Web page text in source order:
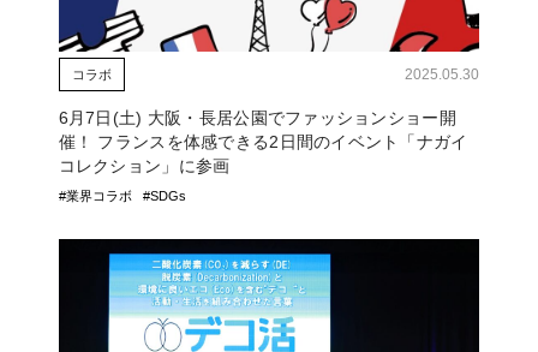
コラボ 2025.05.30
6月7日(土) 大阪・長居公園でファッションショー開
催！ フランスを体感できる2日間のイベント「ナガイ
コレクション」に参画
#業界コラボ #SDGs